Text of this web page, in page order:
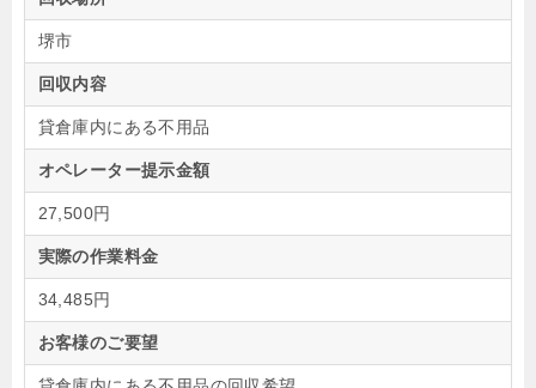
堺市
回収内容
貸倉庫内にある不用品
オペレーター提示金額
27,500円
実際の作業料金
34,485円
お客様のご要望